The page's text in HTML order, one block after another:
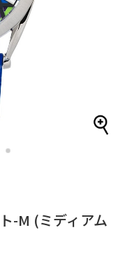
8
-M (ミディアム